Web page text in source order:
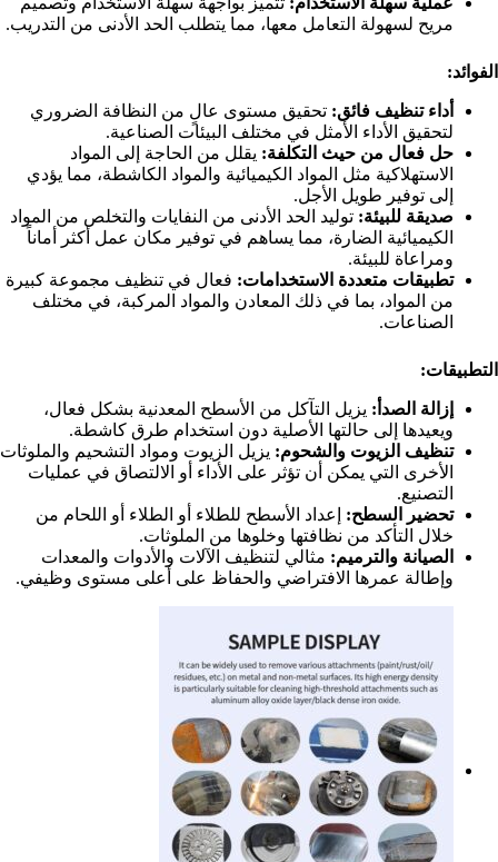
مريح لسهولة التعامل معها، مما يتطلب الحد الأدنى من التدريب.
الفوائد:
أداء تنظيف فائق: تحقيق مستوى عالٍ من النظافة الضروري
لتحقيق الأداء الأمثل في مختلف البيئات الصناعية.
حل فعال من حيث التكلفة: يقلل من الحاجة إلى المواد
الاستهلاكية مثل المواد الكيميائية والمواد الكاشطة، مما يؤدي
إلى توفير طويل الأجل.
صديقة للبيئة: توليد الحد الأدنى من النفايات والتخلص من المواد
الكيميائية الضارة، مما يساهم في توفير مكان عمل أكثر أماناً
ومراعاة للبيئة.
تطبيقات متعددة الاستخدامات: فعال في تنظيف مجموعة كبيرة
من المواد، بما في ذلك المعادن والمواد المركبة، في مختلف
الصناعات.
التطبيقات:
إزالة الصدأ: يزيل التآكل من الأسطح المعدنية بشكل فعال،
ويعيدها إلى حالتها الأصلية دون استخدام طرق كاشطة.
تنظيف الزيوت والشحوم: يزيل الزيوت ومواد التشحيم والملوثات
الأخرى التي يمكن أن تؤثر على الأداء أو الالتصاق في عمليات
التصنيع.
تحضير السطح: إعداد الأسطح للطلاء أو الطلاء أو اللحام من
خلال التأكد من نظافتها وخلوها من الملوثات.
الصيانة والترميم: مثالي لتنظيف الآلات والأدوات والمعدات
وإطالة عمرها الافتراضي والحفاظ على أعلى مستوى وظيفي.